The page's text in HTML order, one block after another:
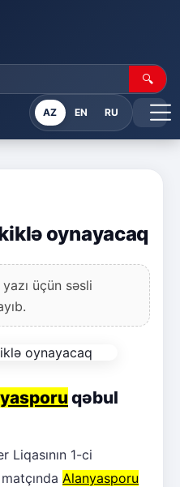
🔍
AZ EN RU
oynayacaq
yazı üçün səsli
qəbul
Liqasının 1-ci
Alanyasporu